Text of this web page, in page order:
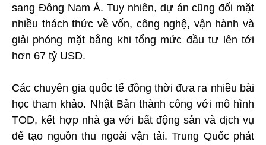
sang Đông Nam Á. Tuy nhiên, dự án cũng đối mặt
nhiều thách thức về vốn, công nghệ, vận hành và
giải phóng mặt bằng khi tổng mức đầu tư lên tới
hơn 67 tỷ USD.
Các chuyên gia quốc tế đồng thời đưa ra nhiều bài
học tham khảo. Nhật Bản thành công với mô hình
TOD, kết hợp nhà ga với bất động sản và dịch vụ
để tạo nguồn thu ngoài vận tải. Trung Quốc phát